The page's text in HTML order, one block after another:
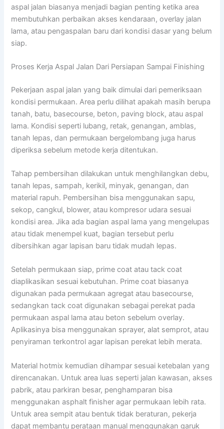
aspal jalan biasanya menjadi bagian penting ketika area
membutuhkan perbaikan akses kendaraan, overlay jalan
lama, atau pengaspalan baru dari kondisi dasar yang belum
siap.
Proses Kerja Aspal Jalan Dari Persiapan Sampai Finishing
Pekerjaan aspal jalan yang baik dimulai dari pemeriksaan
kondisi permukaan. Area perlu dilihat apakah masih berupa
tanah, batu, basecourse, beton, paving block, atau aspal
lama. Kondisi seperti lubang, retak, genangan, amblas,
tanah lepas, dan permukaan bergelombang juga harus
diperiksa sebelum metode kerja ditentukan.
Tahap pembersihan dilakukan untuk menghilangkan debu,
tanah lepas, sampah, kerikil, minyak, genangan, dan
material rapuh. Pembersihan bisa menggunakan sapu,
sekop, cangkul, blower, atau kompresor udara sesuai
kondisi area. Jika ada bagian aspal lama yang mengelupas
atau tidak menempel kuat, bagian tersebut perlu
dibersihkan agar lapisan baru tidak mudah lepas.
Setelah permukaan siap, prime coat atau tack coat
diaplikasikan sesuai kebutuhan. Prime coat biasanya
digunakan pada permukaan agregat atau basecourse,
sedangkan tack coat digunakan sebagai perekat pada
permukaan aspal lama atau beton sebelum overlay.
Aplikasinya bisa menggunakan sprayer, alat semprot, atau
penyiraman terkontrol agar lapisan perekat lebih merata.
Material hotmix kemudian dihampar sesuai ketebalan yang
direncanakan. Untuk area luas seperti jalan kawasan, akses
pabrik, atau parkiran besar, penghamparan bisa
menggunakan asphalt finisher agar permukaan lebih rata.
Untuk area sempit atau bentuk tidak beraturan, pekerja
dapat membantu perataan manual menggunakan garuk